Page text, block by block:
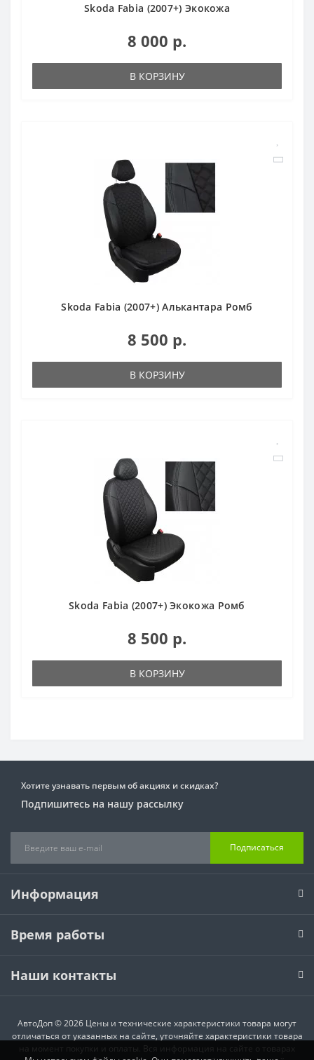
Skoda Fabia (2007+) Экокожа
8 000 р.
В КОРЗИНУ
Skoda Fabia (2007+) Алькантара Ромб
8 500 р.
В КОРЗИНУ
Skoda Fabia (2007+) Экокожа Ромб
8 500 р.
В КОРЗИНУ
Хотите узнавать первым об акциях и скидках?
Подпишитесь на нашу рассылку
Подписаться
Информация
Время работы
Наши контакты
АвтоДоп © 2026 Цены и технические характеристики товара могут
отличаться от указанных на сайте, уточняйте характеристики товара
на момент покупки и оплаты. Вся информация на сайте о товарах